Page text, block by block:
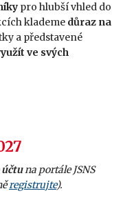
pro hlubší vhled do
klademe důraz na
a představené
ve svých
účtuna portále JSNS
registrujte).